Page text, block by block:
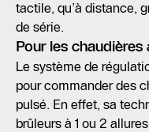
tactile, qu’à distance,
de série.
Pour les chaudières
Le système de
pour commander des
pulsé. En effet, sa
brûleurs à 1 ou 2